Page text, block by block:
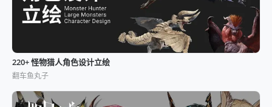
220+ 怪物猎人角色设计立绘
翻车鱼丸子